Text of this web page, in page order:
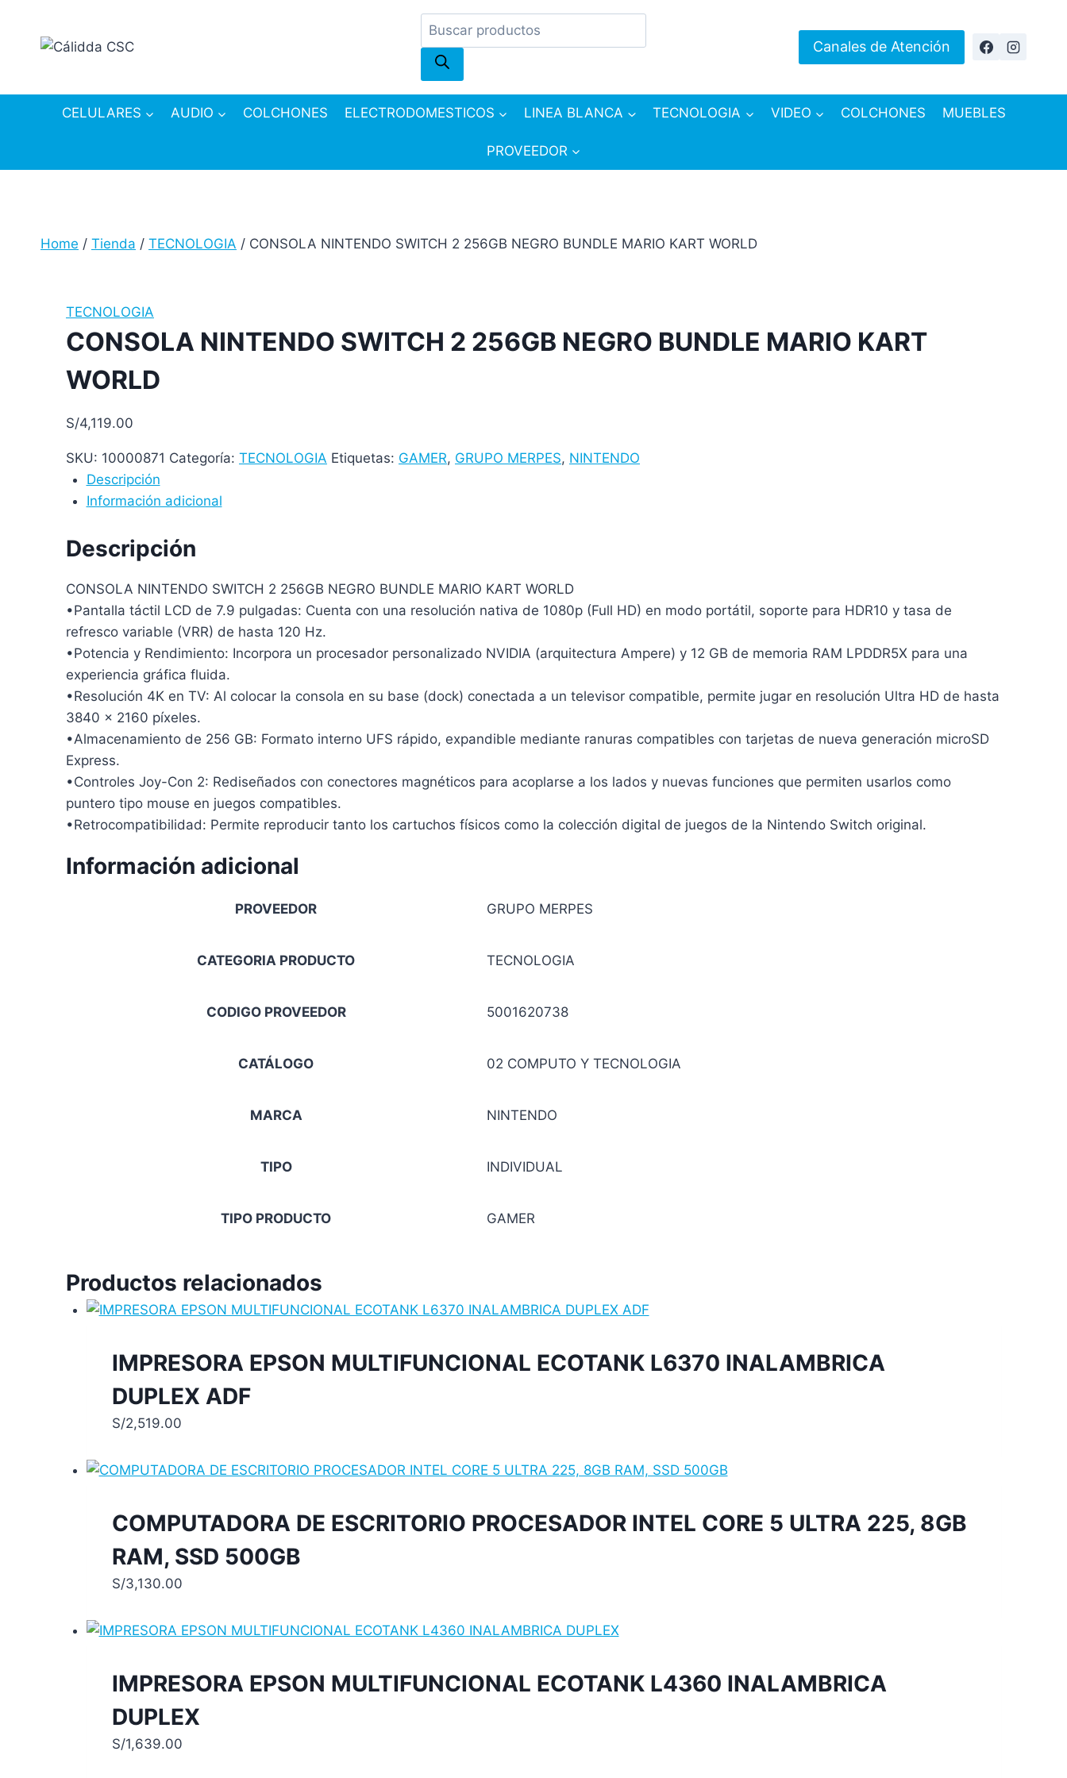
content
Products
search
Canales de Atención
CELULARES AUDIO COLCHONES ELECTRODOMESTICOS LINEA BLANCA TECNOLOGIA VIDEO COLCHONES MUEBLES
PROVEEDOR
Home / Tienda / TECNOLOGIA / CONSOLA NINTENDO SWITCH 2 256GB NEGRO BUNDLE MARIO KART WORLD
TECNOLOGIA
CONSOLA NINTENDO SWITCH 2 256GB NEGRO BUNDLE MARIO KART
WORLD
S/4,119.00
SKU: 10000871 Categoría: TECNOLOGIA Etiquetas: GAMER, GRUPO MERPES, NINTENDO
Descripción
Información adicional
Descripción
CONSOLA NINTENDO SWITCH 2 256GB NEGRO BUNDLE MARIO KART WORLD
•Pantalla táctil LCD de 7.9 pulgadas: Cuenta con una resolución nativa de 1080p (Full HD) en modo portátil, soporte para HDR10 y tasa de
refresco variable (VRR) de hasta 120 Hz.
•Potencia y Rendimiento: Incorpora un procesador personalizado NVIDIA (arquitectura Ampere) y 12 GB de memoria RAM LPDDR5X para una
experiencia gráfica fluida.
•Resolución 4K en TV: Al colocar la consola en su base (dock) conectada a un televisor compatible, permite jugar en resolución Ultra HD de hasta
3840 x 2160 píxeles.
•Almacenamiento de 256 GB: Formato interno UFS rápido, expandible mediante ranuras compatibles con tarjetas de nueva generación microSD
Express.
•Controles Joy-Con 2: Rediseñados con conectores magnéticos para acoplarse a los lados y nuevas funciones que permiten usarlos como
puntero tipo mouse en juegos compatibles.
•Retrocompatibilidad: Permite reproducir tanto los cartuchos físicos como la colección digital de juegos de la Nintendo Switch original.
Información adicional
PROVEEDOR GRUPO MERPES
CATEGORIA PRODUCTO TECNOLOGIA
CODIGO PROVEEDOR 5001620738
CATÁLOGO 02 COMPUTO Y TECNOLOGIA
MARCA NINTENDO
TIPO INDIVIDUAL
TIPO PRODUCTO GAMER
Productos relacionados
IMPRESORA EPSON MULTIFUNCIONAL ECOTANK L6370 INALAMBRICA
DUPLEX ADF
S/2,519.00
COMPUTADORA DE ESCRITORIO PROCESADOR INTEL CORE 5 ULTRA 225, 8GB
RAM, SSD 500GB
S/3,130.00
IMPRESORA EPSON MULTIFUNCIONAL ECOTANK L4360 INALAMBRICA
DUPLEX
S/1,639.00